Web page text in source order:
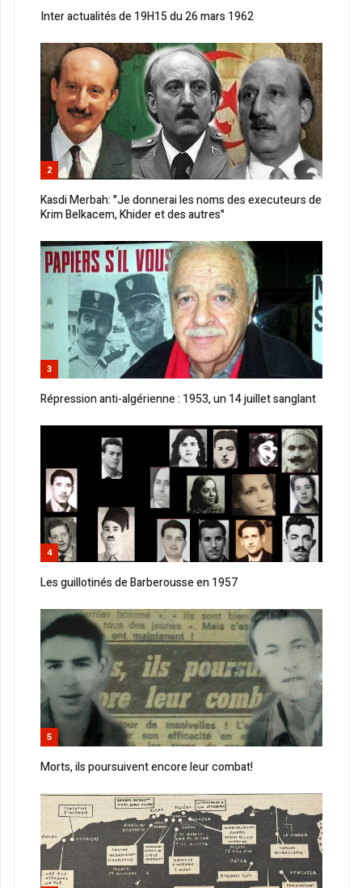
Inter actualités de 19H15 du 26 mars 1962
2
Kasdi Merbah: "Je donnerai les noms des executeurs de
Krim Belkacem, Khider et des autres"
3
Répression anti-algérienne : 1953, un 14 juillet sanglant
4
Les guillotinés de Barberousse en 1957
5
Morts, ils poursuivent encore leur combat!